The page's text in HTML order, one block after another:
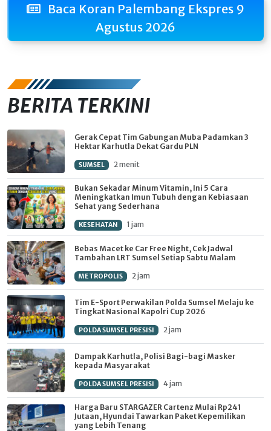
Baca Koran Palembang Ekspres 9
Agustus 2026
BERITA TERKINI
Gerak Cepat Tim Gabungan Muba Padamkan 3
Hektar Karhutla Dekat Gardu PLN
SUMSEL 2 menit
Bukan Sekadar Minum Vitamin, Ini 5 Cara
Meningkatkan Imun Tubuh dengan Kebiasaan
Sehat yang Sederhana
KESEHATAN 1 jam
Bebas Macet ke Car Free Night, Cek Jadwal
Tambahan LRT Sumsel Setiap Sabtu Malam
METROPOLIS 2 jam
Tim E-Sport Perwakilan Polda Sumsel Melaju ke
Tingkat Nasional Kapolri Cup 2026
POLDA SUMSEL PRESISI 2 jam
Dampak Karhutla, Polisi Bagi-bagi Masker
kepada Masyarakat
POLDA SUMSEL PRESISI 4 jam
Harga Baru STARGAZER Cartenz Mulai Rp241
Jutaan, Hyundai Tawarkan Paket Kepemilikan
yang Lebih Tenang